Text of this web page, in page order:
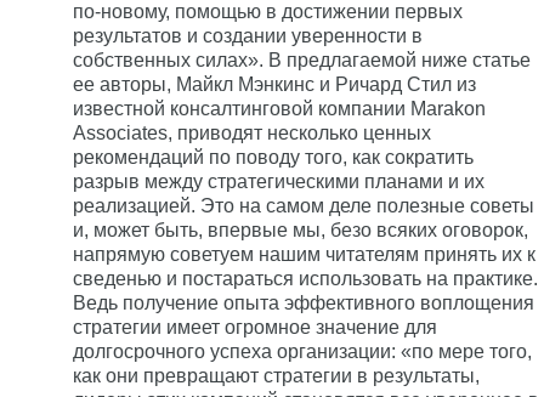
по-новому, помощью в достижении первых
результатов и создании уверенности в
собственных силах». В предлагаемой ниже статье
ее авторы, Майкл Мэнкинс и Ричард Стил из
известной консалтинговой компании Marakon
Associates, приводят несколько ценных
рекомендаций по поводу того, как сократить
разрыв между стратегическими планами и их
реализацией. Это на самом деле полезные советы
и, может быть, впервые мы, безо всяких оговорок,
напрямую советуем нашим читателям принять их к
сведенью и постараться использовать на практике.
Ведь получение опыта эффективного воплощения
стратегии имеет огромное значение для
долгосрочного успеха организации: «по мере того,
как они превращают стратегии в результаты,